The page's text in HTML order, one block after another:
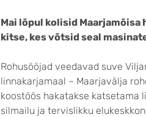
Mai lõpul kolisid
kitse, kes võtsid seal
Rohusööjad veedavad suve
linnakarjamaal – Maarjavälja
koostöös hakatakse katsetama
silmailu ja tervislikku